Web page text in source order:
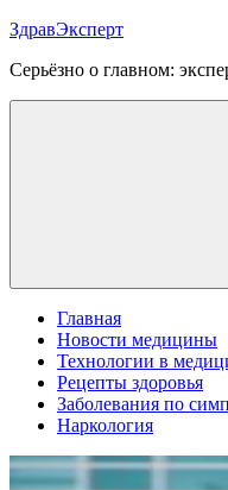
Перейти
содержимому
ЗдравЭксперт
Серьёзно о главном:
Главная
Новости медицины
Технологии в
Рецепты здоровья
Заболевания по
Наркология